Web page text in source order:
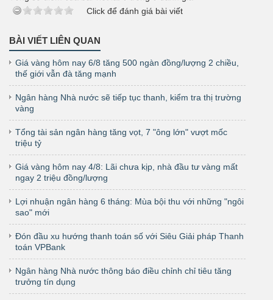
Click để đánh giá bài viết
BÀI VIẾT LIÊN QUAN
Giá vàng hôm nay 6/8 tăng 500 ngàn đồng/lượng 2 chiều,
thế giới vẫn đà tăng mạnh
Ngân hàng Nhà nước sẽ tiếp tục thanh, kiểm tra thị trường
vàng
Tổng tài sản ngân hàng tăng vọt, 7 "ông lớn" vượt mốc
triệu tỷ
Giá vàng hôm nay 4/8: Lãi chưa kịp, nhà đầu tư vàng mất
ngay 2 triệu đồng/lượng
Lợi nhuận ngân hàng 6 tháng: Mùa bội thu với những "ngôi
sao" mới
Đón đầu xu hướng thanh toán số với Siêu Giải pháp Thanh
toán VPBank
Ngân hàng Nhà nước thông báo điều chỉnh chỉ tiêu tăng
trưởng tín dụng